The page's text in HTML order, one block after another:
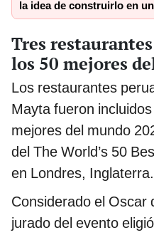
la idea de construirlo en
Tres
los 50 mejores
Los restaurantes
Mayta fueron
mejores del mundo
del The World’s 50
en Londres, Inglaterra.
Considerado el Oscar
jurado del evento